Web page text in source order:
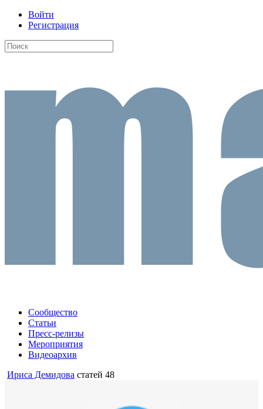
Войти
Регистрация
Сообщество
Статьи
Пресс-релизы
Мероприятия
Видеоархив
Ириса Демидова статей 48